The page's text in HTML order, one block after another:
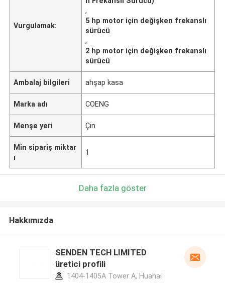
Vurgulamak:
,
5 hp motor için değişken frekanslı
sürücü
,
2 hp motor için değişken frekanslı
sürücü
Ambalaj bilgileri ahşap kasa
Marka adı COENG
Menşe yeri Çin
Min sipariş miktar
ı
1
Daha fazla göster
Hakkımızda
SENDEN TECH LIMITED
üretici profili
1404-1405A Tower A, Huahai